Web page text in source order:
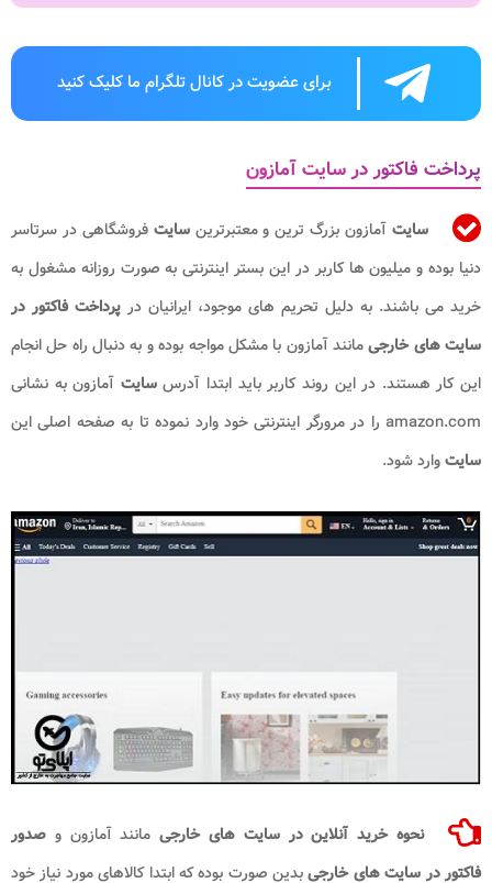
برای عضویت در کانال تلگرام ما کلیک کنید
پرداخت فاکتور در سایت آمازون
سایت آمازون بزرگ ترین و معتبرترین سایت فروشگاهی در سرتاسر
دنیا بوده و میلیون ها کاربر در این بستر اینترنتی به صورت روزانه مشغول به
خرید می باشند. به دلیل تحریم های موجود، ایرانیان در پرداخت فاکتور در
سایت های خارجیمانند آمازون با مشکل مواجه بوده و به دنبال راه حل انجام
این کار هستند. در این روند کاربر باید ابتدا آدرسسایت آمازون به نشانی
amazon.com را در مرورگر اینترنتی خود وارد نموده تا به صفحه اصلی این
سایتوارد شود.
نحوه خرید آنلاین در سایت های خارجی مانند آمازون و صدور
فاکتور در سایت های خارجیبدین صورت بوده که ابتدا کالاهای مورد نیاز خود